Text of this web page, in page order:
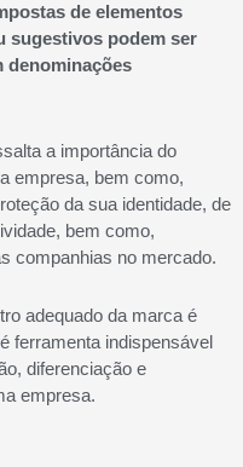
de elementos
sugestivos podem ser
denominações
a importância do
empresa, bem como,
da sua identidade, de
bem como,
companhias no mercado.
adequado da marca é
ferramenta indispensável
diferenciação e
empresa.